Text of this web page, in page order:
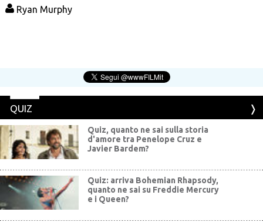
Ryan Murphy
QUIZ
Quiz, quanto ne sai sulla storia
d'amore tra Penelope Cruz e
Javier Bardem?
Quiz: arriva Bohemian Rhapsody,
quanto ne sai su Freddie Mercury
e i Queen?